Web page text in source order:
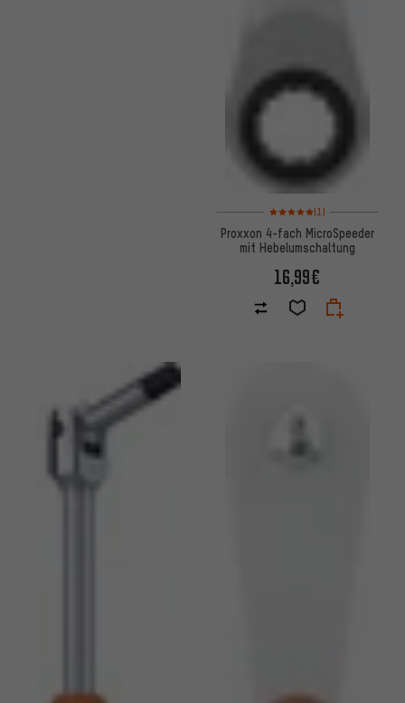
Bewertungen: 5 von 5
(1)
Proxxon 4-fach MicroSpeeder
mit Hebelumschaltung
16,99€